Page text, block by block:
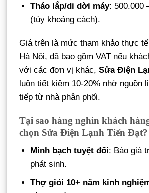
Tháo lắp/di dời máy: 500.000
(tùy khoảng cách).
Giá trên là mức tham khảo thực
Hà Nội, đã bao gồm VAT nếu
với các đơn vị khác, Sửa Điện
luôn tiết kiệm 10-20% nhờ nguồn
tiếp từ nhà phân phối.
Tại sao hàng nghìn khách
chọn Sửa Điện Lạnh Tiến Đạt?
Minh bạch tuyệt đối: Báo giá
phát sinh.
Thợ giỏi 10+ năm kinh